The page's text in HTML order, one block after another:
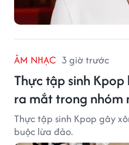
ÂM NHẠC 3 giờ trước
Thực tập sinh
ra mắt trong nhóm
Thực tập sinh Kpop gây
buộc lừa đảo.